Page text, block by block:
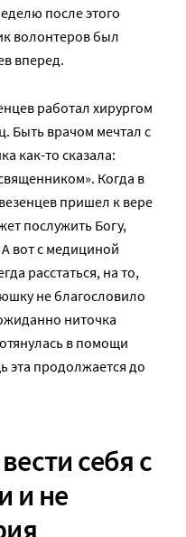
после этого
волонтеров был
вперед.
работал хирургом
Быть врачом мечтал с
как-то сказала:
Когда в
пришел к вере
послужить Богу,
вот с медициной
расстаться, на то,
не благословило
ниточка
в помощи
эта продолжается до
себя с
и не